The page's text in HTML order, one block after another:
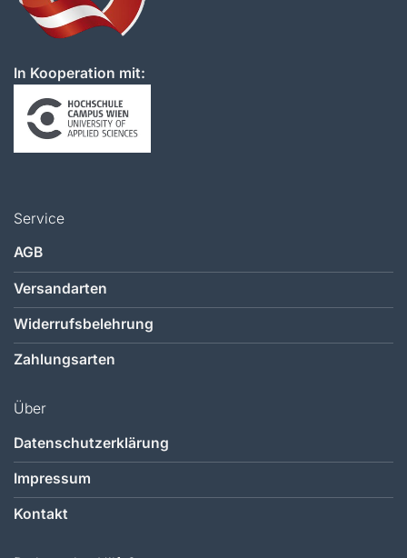
In Kooperation mit:
Service
AGB
Versandarten
Widerrufsbelehrung
Zahlungsarten
Über
Datenschutzerklärung
Impressum
Kontakt